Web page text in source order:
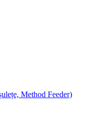
Method Feeder)